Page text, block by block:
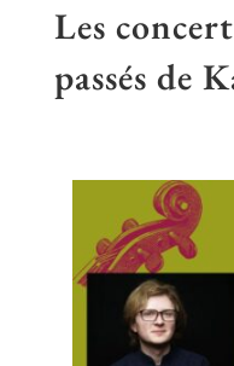
Les
passés de